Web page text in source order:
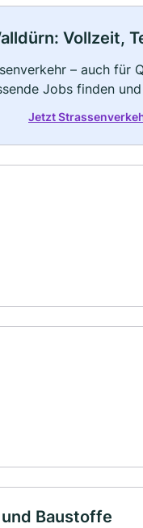
Vollzeit,
– auch für
Jobs finden
Jetzt
Baustoffe